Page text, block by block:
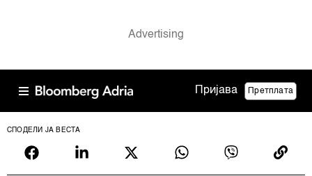
Пријава Претплата
СПОДЕЛИ ЈА ВЕСТА